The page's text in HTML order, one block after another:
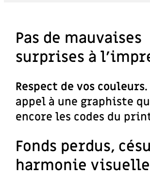
Pas de mauvaises
surprises à
Respect de vos couleurs
appel à une graphiste
encore les codes du
Fonds perdus,
harmonie